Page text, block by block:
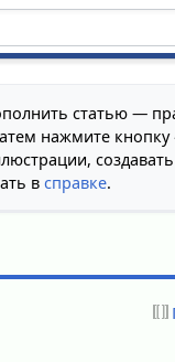
статью —
нажмите кнопку
в справке.